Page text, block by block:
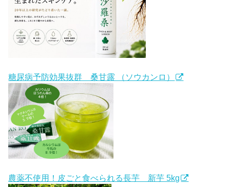
糖尿病予防効果抜群 桑甘露 （ソウカンロ）
農薬不使用！皮ごと食べられる長芋 新芋 5kg